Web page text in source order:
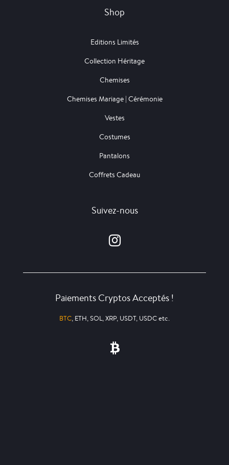
Shop
Editions Limités
Collection Héritage
Chemises
Chemises Mariage | Cérémonie
Vestes
Costumes
Pantalons
Coffrets Cadeau
Suivez-nous
Paiements Cryptos Acceptés !
BTC, ETH, SOL, XRP, USDT, USDC etc.